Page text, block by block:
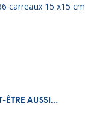
carreaux 15 x15 cm
ÊTRE AUSSI…